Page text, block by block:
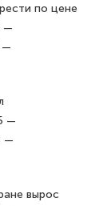
по цене
—
—
—
—
вырос